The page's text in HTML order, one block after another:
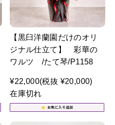
【黒臼洋蘭園だけのオリ
ジナル仕立て】 彩華の
ワルツ /たて琴/P1158
¥22,000(税抜 ¥20,000)
在庫切れ